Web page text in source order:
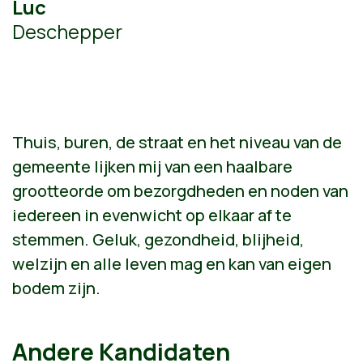
Luc
Deschepper
Thuis, buren, de straat en het niveau van de
gemeente lijken mij van een haalbare
grootteorde om bezorgdheden en noden van
iedereen in evenwicht op elkaar af te
stemmen. Geluk, gezondheid, blijheid,
welzijn en alle leven mag en kan van eigen
bodem zijn.
Andere Kandidaten